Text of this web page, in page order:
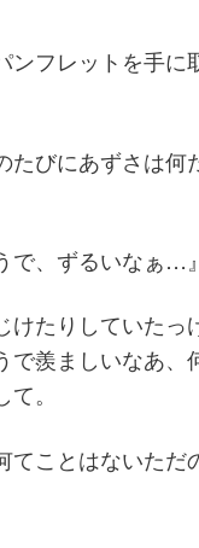
ンフレットを手に
たびにあずさは何
で、ずるいなぁ…
けたりしていたっ
で羨ましいなあ、
。
てことはないただ